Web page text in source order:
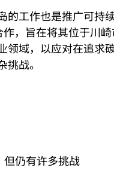
工作也是推广可持
，旨在将其位于川
域，以应对在追
战。
仍有许多挑战